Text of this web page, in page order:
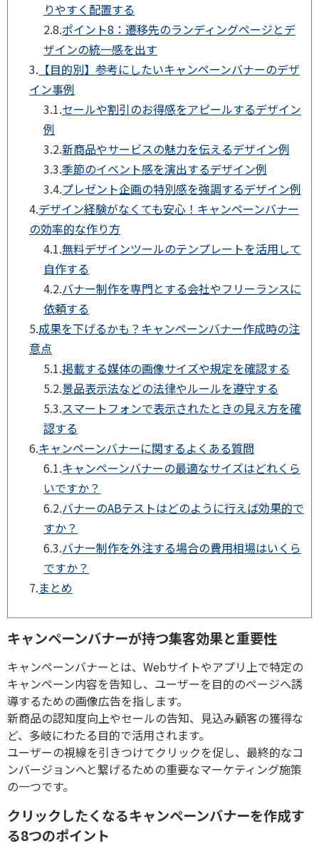
りやすく配置する
2.8.ポイント8：遷移先のランディングページとデ
ザインの統一感を出す
3. 【目的別】参考にしたいキャンペーンバナーのデザ
イン事例
3.1.セールや割引のお得感をアピールするデザイン
例
3.2.新商品やサービスの魅力を伝えるデザイン例
3.3.季節のイベント感を演出するデザイン例
3.4.プレゼント企画の特別感を強調するデザイン例
4.デザイン経験がなくても安心！キャンペーンバナー
の効率的な作り方
4.1.無料デザインツールのテンプレートを活用して
自作する
4.2.バナー制作を専門とする会社やフリーランスに
依頼する
5.成果を下げるかも？キャンペーンバナー作成時の注
意点
5.1.掲載する媒体の画像サイズや規定を確認する
5.2.景品表示法などの法律やルールを遵守する
5.3.スマートフォンで表示されたときの見え方を確
認する
6.キャンペーンバナーに関するよくある質問
6.1.キャンペーンバナーの最適なサイズはどれくら
いですか？
6.2.バナーのABテストはどのように行えば効果的で
すか？
6.3.バナー制作を外注する場合の費用相場はいくら
ですか？
7.まとめ
キャンペーンバナーが持つ集客効果と重要性
キャンペーンバナーとは、Webサイトやアプリ上で特定の
キャンペーン内容を告知し、ユーザーを目的のページへ誘
導するための画像広告を指します。
新商品の認知度向上やセールの告知、見込み顧客の獲得な
ど、多岐にわたる目的で活用されます。
ユーザーの視線を引きつけてクリックを促し、最終的なコ
ンバージョンへと繋げるための重要なマーケティング施策
の一つです。
クリックしたくなるキャンペーンバナーを作成す
る8つのポイント